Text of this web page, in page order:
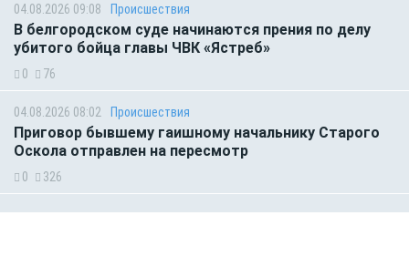
04.08.2026 09:08 Происшествия
В белгородском суде начинаются прения по делу
убитого бойца главы ЧВК «Ястреб»
0 76
04.08.2026 08:02 Происшествия
Приговор бывшему гаишному начальнику Старого
Оскола отправлен на пересмотр
0 326